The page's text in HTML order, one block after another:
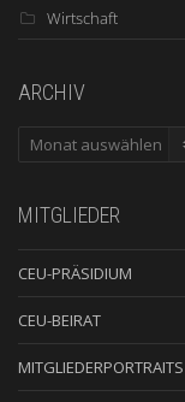
Wirtschaft
ARCHIV
ARCHIV
MITGLIEDER
CEU-PRÄSIDIUM
CEU-BEIRAT
MITGLIEDERPORTRAITS